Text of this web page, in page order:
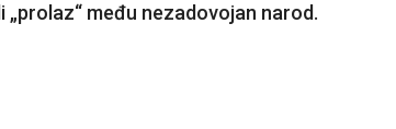
među nezadovojan narod.